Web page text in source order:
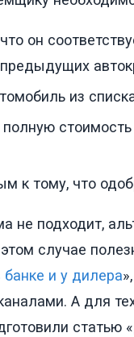
он
предыдущих
из
полную
к тому, что
не подходит,
случае
и у дилера
А для
статью «